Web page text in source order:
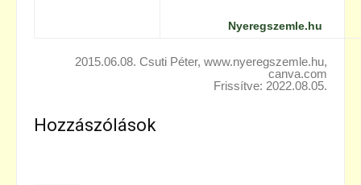
Nyeregszemle.hu
2015.06.08. Csuti Péter, www.nyeregszemle.hu,
canva.com
Frissítve: 2022.08.05.
Hozzászólások